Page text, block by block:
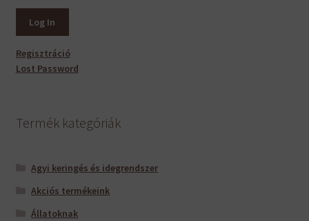
Regisztráció
Lost Password
Termék kategóriák
Agyi keringés és idegrendszer
Akciós termékeink
Állatoknak